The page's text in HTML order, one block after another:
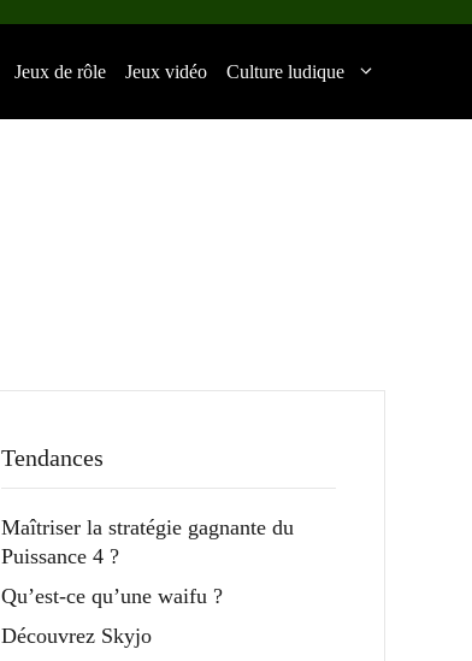
Jeux de rôle Jeux vidéo Culture ludique
Tendances
Maîtriser la stratégie gagnante du
Puissance 4 ?
Qu’est-ce qu’une waifu ?
Découvrez Skyjo